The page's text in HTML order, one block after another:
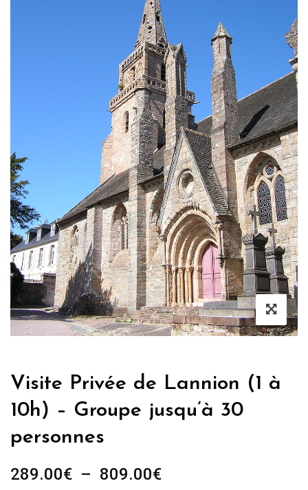
Visite Privée de Lannion (1 à
10h) – Groupe jusqu’à 30
personnes
289.00€ – 809.00€Plage